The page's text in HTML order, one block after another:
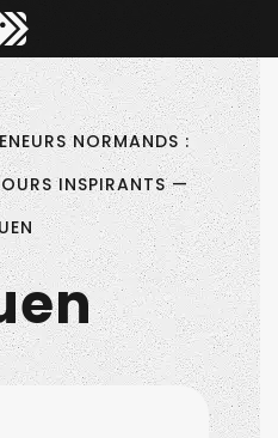
NORMANDS :
INSPIRANTS—
×
les cookies pour une